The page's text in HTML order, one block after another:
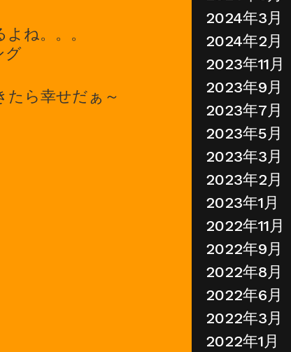
ね。。。
グ
ら幸せだぁ～
2024年3月
2024年2月
2023年11月
2023年9月
2023年7月
2023年5月
2023年3月
2023年2月
2023年1月
2022年11月
2022年9月
2022年8月
2022年6月
2022年3月
2022年1月